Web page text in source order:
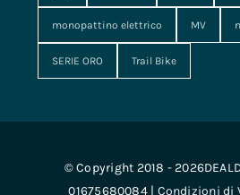
monopattino elettrico MV
SERIE ORO Trail Bike
© Copyright 2018 -
01675680084 | Condizioni di